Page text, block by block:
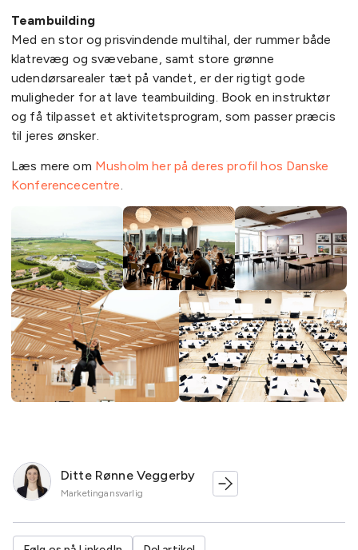
Teambuilding
Med en stor og prisvindende multihal, der rummer både
klatrevæg og svævebane, samt store grønne
udendørsarealer tæt på vandet, er der rigtigt gode
muligheder for at lave teambuilding. Book en instruktør
og få tilpasset et aktivitetsprogram, som passer præcis
til jeres ønsker.
Læs mere om Musholm her på deres profil hos Danske
Konferencecentre.
Ditte Rønne Veggerby
Marketingansvarlig